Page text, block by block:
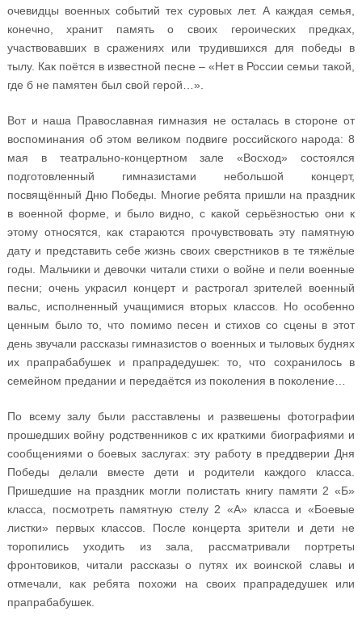
очевидцы военных событий тех суровых лет. А каждая семья,
конечно, хранит память о своих героических предках,
участвовавших в сражениях или трудившихся для победы в
тылу. Как поётся в известной песне – «Нет в России семьи такой,
где б не памятен был свой герой…».
Вот и наша Православная гимназия не осталась в стороне от
воспоминания об этом великом подвиге российского народа: 8
мая в театрально-концертном зале «Восход» состоялся
подготовленный гимназистами небольшой концерт,
посвящённый Дню Победы. Многие ребята пришли на праздник
в военной форме, и было видно, с какой серьёзностью они к
этому относятся, как стараются прочувствовать эту памятную
дату и представить себе жизнь своих сверстников в те тяжёлые
годы. Мальчики и девочки читали стихи о войне и пели военные
песни; очень украсил концерт и растрогал зрителей военный
вальс, исполненный учащимися вторых классов. Но особенно
ценным было то, что помимо песен и стихов со сцены в этот
день звучали рассказы гимназистов о военных и тыловых буднях
их прапрабабушек и прапрадедушек: то, что сохранилось в
семейном предании и передаётся из поколения в поколение…
По всему залу были расставлены и развешены фотографии
прошедших войну родственников с их краткими биографиями и
сообщениями о боевых заслугах: эту работу в преддверии Дня
Победы делали вместе дети и родители каждого класса.
Пришедшие на праздник могли полистать книгу памяти 2 «Б»
класса, посмотреть памятную стелу 2 «А» класса и «Боевые
листки» первых классов. После концерта зрители и дети не
торопились уходить из зала, рассматривали портреты
фронтовиков, читали рассказы о путях их воинской славы и
отмечали, как ребята похожи на своих прапрадедушек или
прапрабабушек.